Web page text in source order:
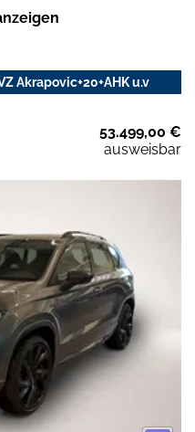
Akrapovic+20+AHK u.v
53.499,00 €
ausweisbar